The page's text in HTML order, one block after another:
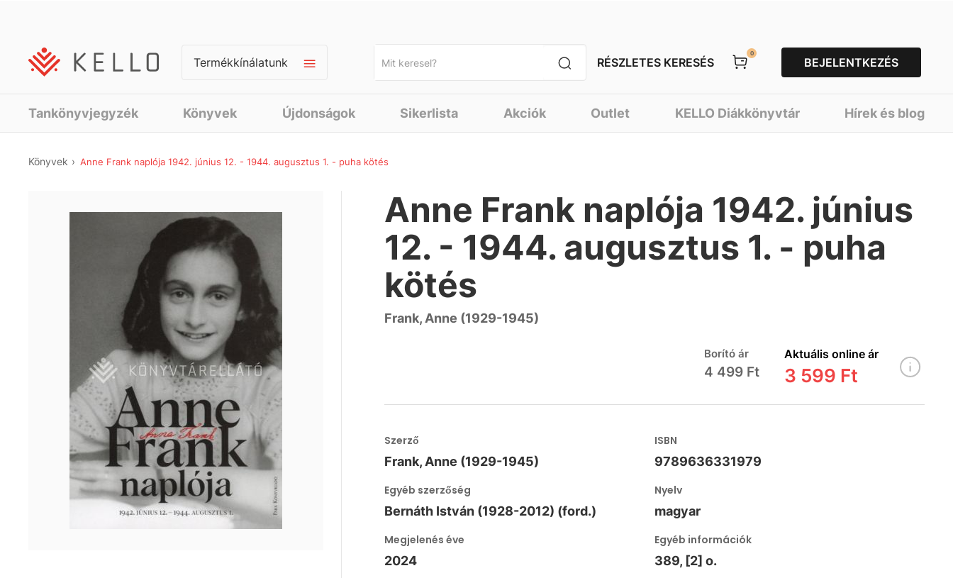
Termékkínálatunk RÉSZLETES KERESÉS
0
BEJELENTKEZÉS
Tankönyvjegyzék Könyvek Újdonságok Sikerlista Akciók Outlet KELLO Diákkönyvtár Hírek és blog
Könyvek Anne Frank naplója 1942. június 12. - 1944. augusztus 1. - puha kötés
Anne Frank naplója 1942. június
12. - 1944. augusztus 1. - puha
kötés
Frank, Anne (1929-1945)
Borító ár
4 499 Ft
Aktuális online ár
3 599 Ft
Szerző
Frank, Anne (1929-1945)
ISBN
9789636331979
Egyéb szerzőség
Bernáth István (1928-2012) (ford.)
Nyelv
magyar
Megjelenés éve
2024
Egyéb információk
389, [2] o.